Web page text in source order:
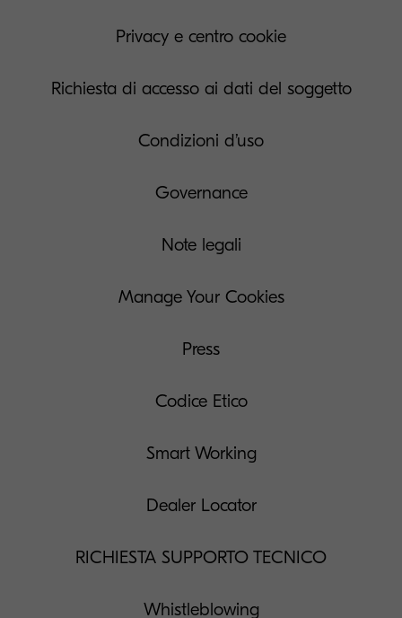
Privacy e centro cookie
Richiesta di accesso ai dati del soggetto
Condizioni d’uso
Governance
Note legali
Manage Your Cookies
Press
Codice Etico
Smart Working
Dealer Locator
RICHIESTA SUPPORTO TECNICO
Whistleblowing